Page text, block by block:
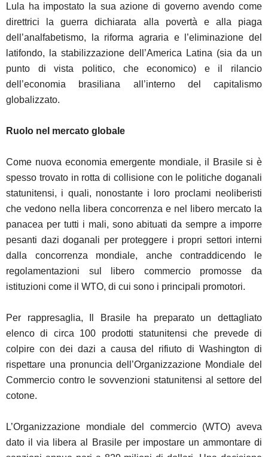
Lula ha impostato la sua azione di governo avendo come
direttrici la guerra dichiarata alla povertà e alla piaga
dell’analfabetismo, la riforma agraria e l’eliminazione del
latifondo, la stabilizzazione dell’America Latina (sia da un
punto di vista politico, che economico) e il rilancio
dell’economia brasiliana all’interno del capitalismo
globalizzato.
Ruolo nel mercato globale
Come nuova economia emergente mondiale, il Brasile si è
spesso trovato in rotta di collisione con le politiche doganali
statunitensi, i quali, nonostante i loro proclami neoliberisti
che vedono nella libera concorrenza e nel libero mercato la
panacea per tutti i mali, sono abituati da sempre a imporre
pesanti dazi doganali per proteggere i propri settori interni
dalla concorrenza mondiale, anche contraddicendo le
regolamentazioni sul libero commercio promosse da
istituzioni come il WTO, di cui sono i principali promotori.
Per rappresaglia, Il Brasile ha preparato un dettagliato
elenco di circa 100 prodotti statunitensi che prevede di
colpire con dei dazi a causa del rifiuto di Washington di
rispettare una pronuncia dell’Organizzazione Mondiale del
Commercio contro le sovvenzioni statunitensi al settore del
cotone.
L’Organizzazione mondiale del commercio (WTO) aveva
dato il via libera al Brasile per impostare un ammontare di